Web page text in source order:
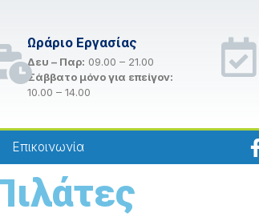
Ωράριο Εργασίας
Δευ – Παρ: 09.00 – 21.00
Σάββατο μόνο για επείγον:
10.00 – 14.00
Επικοινωνία